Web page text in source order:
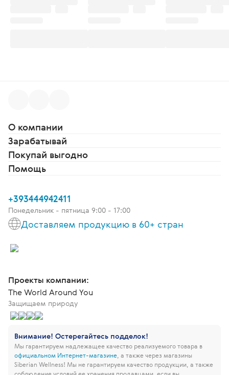
О компании
Зарабатывай
Покупай выгодно
Помощь
+393444942411
Понедельник - пятница 9:00 - 17:00
Доставляем продукцию в 60+ стран
Проекты компании:
The World Around You
Защищаем природу
Внимание! Остерегайтесь подделок!
Мы гарантируем надлежащее качество реализуемого товара в
официальном Интернет-магазине , а также через магазины
Siberian Wellness! Мы не гарантируем качество продукции, а также